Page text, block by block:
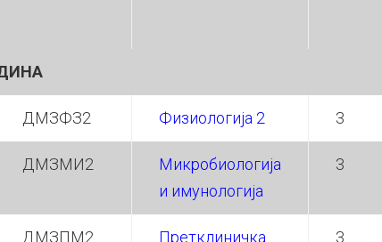
ДМЗФЗ2 Физиологија 2 3
ДМЗМИ2
Микробиологија
и имунологија
3
ДМЗПМ2
Претклиничка
3